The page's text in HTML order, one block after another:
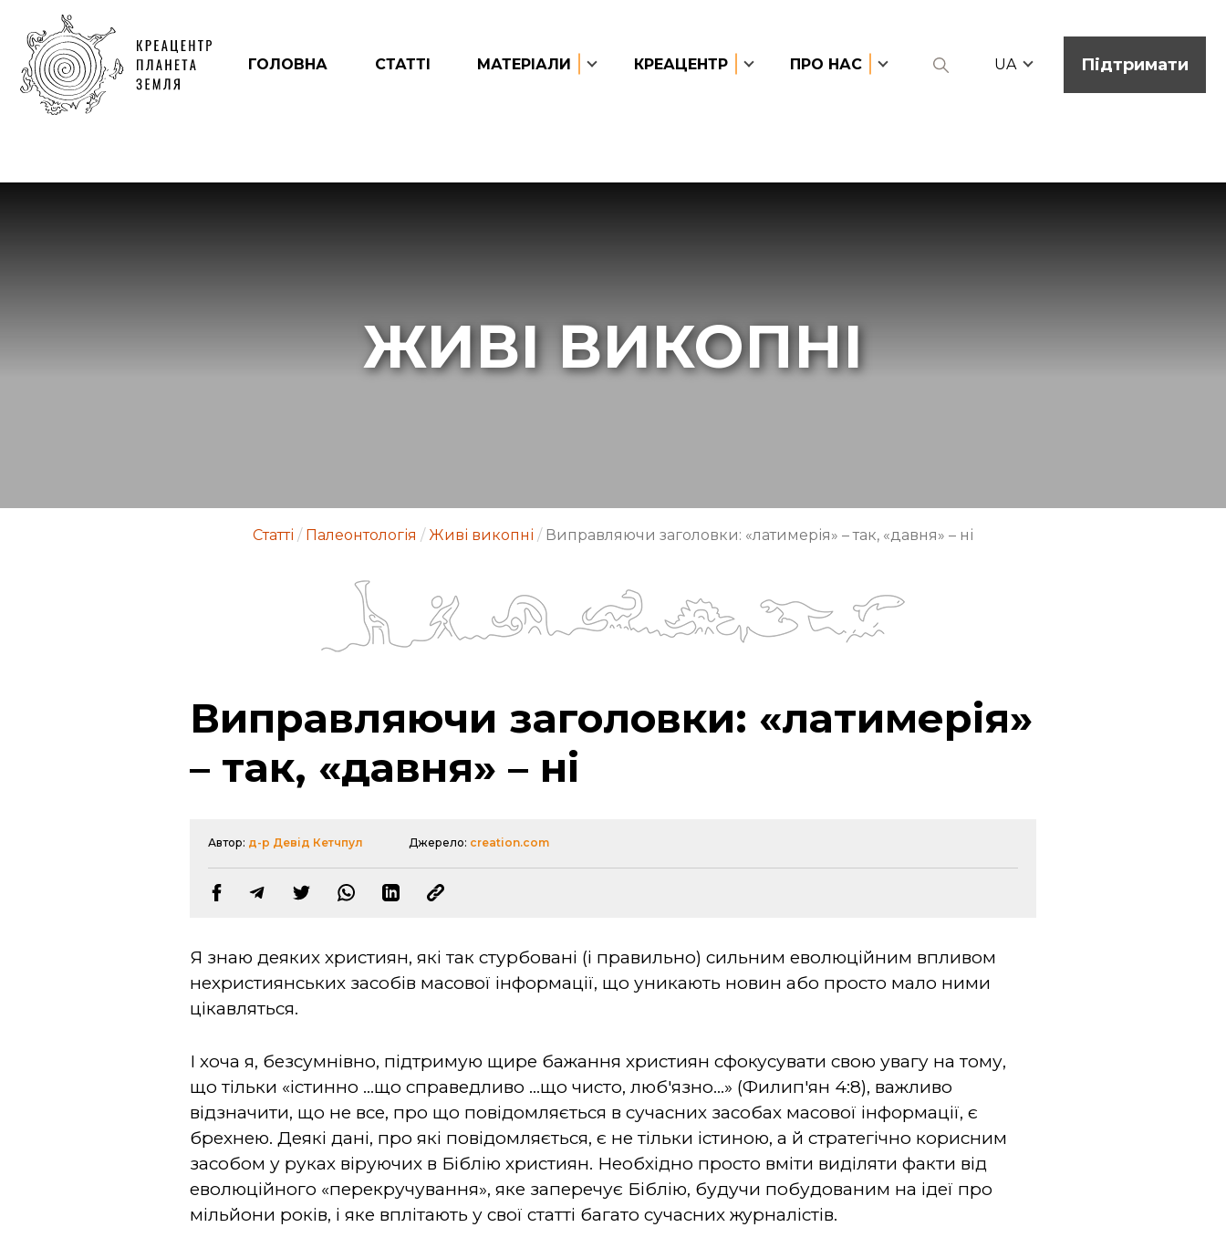
ГОЛОВНА СТАТТІ МАТЕРІАЛИ КРЕАЦЕНТР ПРО НАС UA Підтримати
ЖИВІ ВИКОПНІ
Статті / Палеонтологія / Живі викопні / Виправляючи заголовки: «латимерія» – так, «давня» – ні
Виправляючи заголовки: «латимерія»
– так, «давня» – ні
Автор: д-р Девід Кетчпул Джерело: creation.com
Я знаю деяких християн, які так стурбовані (і правильно) сильним еволюційним впливом
нехристиянських засобів масової інформації, що уникають новин або просто мало ними
цікавляться.
І хоча я, безсумнівно, підтримую щире бажання християн сфокусувати свою увагу на тому,
що тільки «істинно ...що справедливо ...що чисто, люб'язно...» (Филип'ян 4:8), важливо
відзначити, що не все, про що повідомляється в сучасних засобах масової інформації, є
брехнею. Деякі дані, про які повідомляється, є не тільки істиною, а й стратегічно корисним
засобом у руках віруючих в Біблію християн. Необхідно просто вміти виділяти факти від
еволюційного «перекручування», яке заперечує Біблію, будучи побудованим на ідеї про
мільйони років, і яке вплітають у свої статті багато сучасних журналістів.